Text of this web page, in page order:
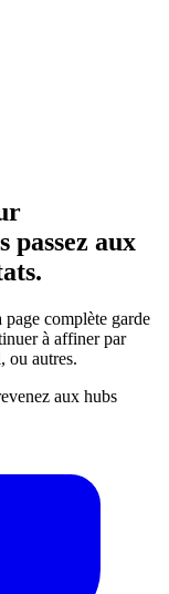
passez aux
complète garde
à affiner par
ou autres.
aux hubs